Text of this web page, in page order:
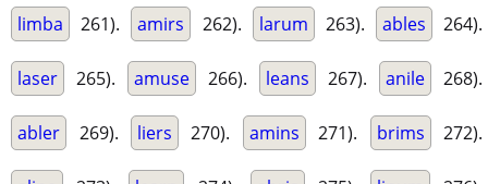
limba 261). amirs 262). larum 263). ables 264).
laser 265). amuse 266). leans 267). anile 268).
abler 269). liers 270). amins 271). brims 272).